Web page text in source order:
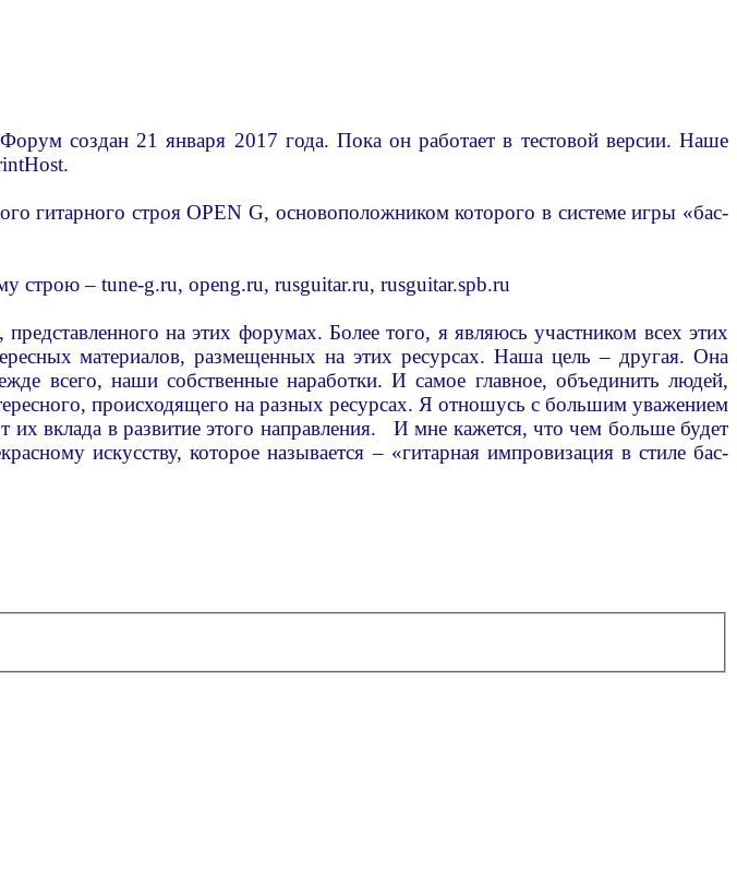
создан 21 января 2017 года. Пока он работает в тестовой версии. Наше
гитарного строя OPEN G, основоположником которого в системе игры «бас-
строю – tune-g.ru, openg.ru, rusguitar.ru, rusguitar.spb.ru
на этих форумах. Более того, я являюсь участником всех этих
материалов, размещенных на этих ресурсах. Наша цель – другая. Она
всего, наши собственные наработки. И самое главное, объединить людей,
происходящего на разных ресурсах. Я отношусь с большим уважением
вклада в развитие этого направления. И мне кажется, что чем больше будет
искусству, которое называется – «гитарная импровизация в стиле бас-